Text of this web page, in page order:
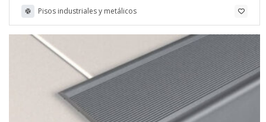
Pisos industriales y metálicos